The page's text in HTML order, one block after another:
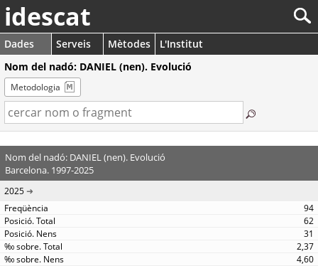
idescat
Dades Serveis Mètodes
L'Institut
Nom del nadó: DANIEL (nen). Evolució
Metodologia
Nom del nadó: DANIEL (nen). Evolució
Barcelona. 1997-2025
2025
94
62
31
2,37
4,60